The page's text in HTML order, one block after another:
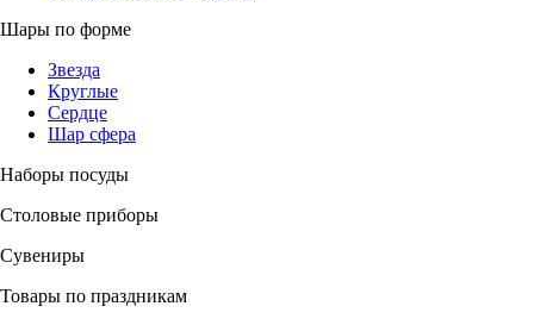
Шары по форме
Звезда
Круглые
Сердце
Шар сфера
Наборы посуды
Столовые приборы
Сувениры
Товары по праздникам